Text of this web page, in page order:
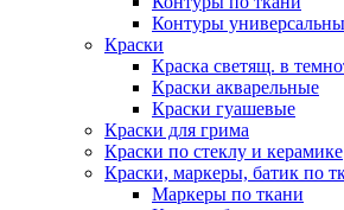
Контуры
Краски
Краска светящ. в
Краски акварельные
Краски гуашевые
Краски для грима
Краски по стеклу и керамике
Краски, маркеры, батик по
Маркеры по ткани